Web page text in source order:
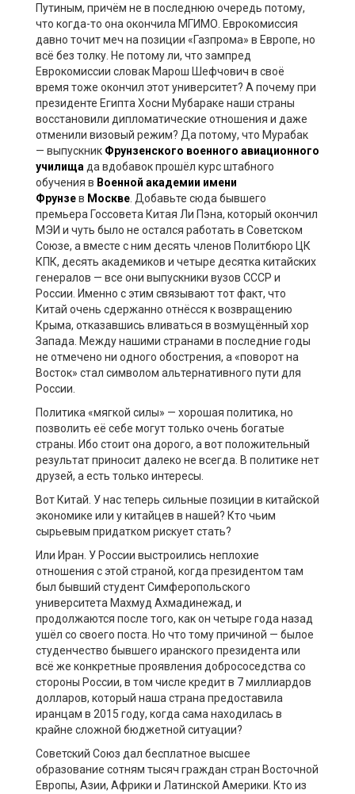
Путиным, причём не в последнюю очередь потому,
что когда-то она окончила МГИМО. Еврокомиссия
давно точит меч на позиции «Газпрома» в Европе, но
всё без толку. Не потому ли, что зампред
Еврокомиссии словак Марош Шефчович в своё
время тоже окончил этот университет? А почему при
президенте Египта Хосни Мубараке наши страны
восстановили дипломатические отношения и даже
отменили визовый режим? Да потому, что Мурабак
— выпускник Фрунзенского военного авиационного
училищада вдобавокпрошёл курс штабного
обучения в Военной академии имени
Фрунзев Москве. Добавьте сюда бывшего
премьера Госсовета Китая Ли Пэна, который окончил
МЭИ и чуть было не остался работать в Советском
Союзе, а вместе с ним десять членов Политбюро ЦК
КПК, десять академиков и четыре десятка китайских
генералов — все они выпускники вузов СССР и
России. Именно с этим связывают тот факт, что
Китай очень сдержанно отнёсся к возвращению
Крыма, отказавшись вливаться в возмущённый хор
Запада. Между нашими странами в последние годы
не отмечено ни одного обострения, а «поворот на
Восток» стал символом альтернативного пути для
России.
Политика «мягкой силы» — хорошая политика, но
позволить её себе могут только очень богатые
страны. Ибо стоит она дорого, а вот положительный
результат приносит далеко не всегда. В политике нет
друзей, а есть только интересы.
Вот Китай. У нас теперь сильные позиции в китайской
экономике или у китайцев в нашей? Кто чьим
сырьевым придатком рискует стать?
Или Иран. У России выстроились неплохие
отношения с этой страной, когда президентом там
был бывший студент Симферопольского
университета Махмуд Ахмадинежад, и
продолжаются после того, как он четыре года назад
ушёл со своего поста. Но что тому причиной — былое
студенчество бывшего иранского президента или
всё же конкретные проявления добрососедства со
стороны России, в том числе кредит в 7 миллиардов
долларов, который наша страна предоставила
иранцам в 2015 году, когда сама находилась в
крайне сложной бюджетной ситуации?
Советский Союз дал бесплатное высшее
образование сотням тысяч граждан стран Восточной
Европы, Азии, Африки и Латинской Америки. Кто из